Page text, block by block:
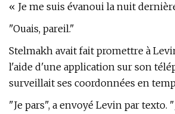
« Je me suis évanoui la nuit
"Ouais, pareil."
Stelmakh avait fait promettre à
l'aide d'une application sur son
surveillait ses coordonnées en
"Je pars", a envoyé Levin par texto.